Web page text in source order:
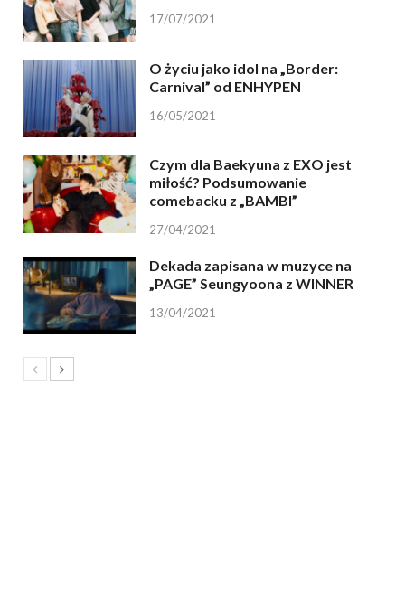
17/07/2021
O życiu jako idol na „Border:
Carnival” od ENHYPEN
16/05/2021
Czym dla Baekyuna z EXO jest
miłość? Podsumowanie
comebacku z „BAMBI”
27/04/2021
Dekada zapisana w muzyce na
„PAGE” Seungyoona z WINNER
13/04/2021